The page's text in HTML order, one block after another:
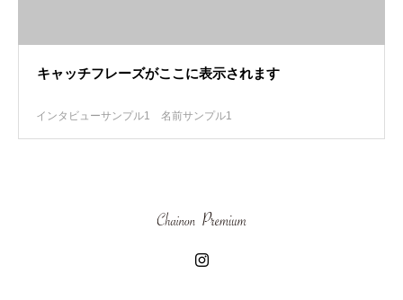
キャッチフレーズがここに表示されます
インタビューサンプル1 名前サンプル1